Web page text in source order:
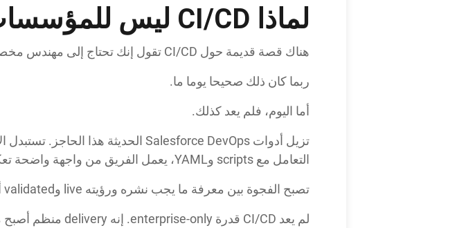
لماذا CI/CD ليس للمؤسسات فقط
هناك قصة قديمة حول CI/CD تقول إنك تحتاج إلى مهندس مخصص، وخوادم خاصة، وخبرة Git عميقة، ووقت لصيانة pipelines.
ربما كان ذلك صحيحا يوما ما.
أما اليوم، فلم يعد كذلك.
التعامل مع scripts وYAML، يعمل الفريق من واجهة واضحة تعكس طريقة عمله بالفعل.
تصبح الفجوة بين معرفة ما يجب نشره ورؤيته live وvalidated أصغر. ويختفي الاحتكاك.
لم يعد CI/CD قدرة enterprise-only. إنه delivery منظم أصبح متاحا.